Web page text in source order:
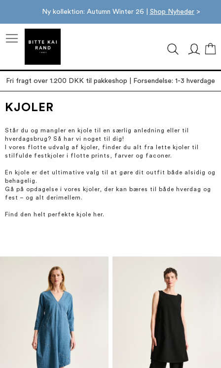
Ny kollektion: Autumn Winter 26 | Shop Nyheder>
Fri fragt over 1.200 DKK til pakkeshop | Forsendelse: 1-3 hverdage
KJOLER
Står du og mangler en kjole til en særlig anledning eller til
hverdagsbrug? Så har vi noget til dig!
I vores flotte udvalg af kjoler, finder du alt fra lette kjoler til
stilfulde festkjoler i flotte prints, farver og faconer.
En kjole er det ultimative valg til at gøre dit outfit både alsidig og
behagelig.
Gå på opdagelse i vores kjoler, der kan bæres til både hverdag og
fest – og alt derimellem.
Find den helt perfekte kjole her.